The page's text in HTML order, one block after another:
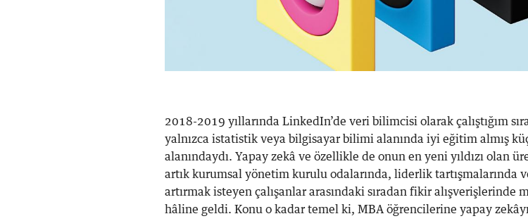
2018-2019 yıllarında LinkedIn’de veri bilimcisi olarak çalıştığım
yalnızca istatistik veya bilgisayar bilimi alanında iyi eğitim almış
alanındaydı. Yapay zekâ ve özellikle de onun en yeni yıldızı olan
artık kurumsal yönetim kurulu odalarında, liderlik tartışmalarında
artırmak isteyen çalışanlar arasındaki sıradan fikir alışverişlerinde
hâline geldi. Konu o kadar temel ki, MBA öğrencilerine yapay zekâyı